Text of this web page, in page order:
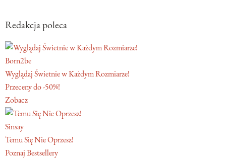
Redakcja poleca
Born2be
Wyglądaj Świetnie w Każdym Rozmiarze!
Przeceny do -50%!
Zobacz
Sinsay
Temu Się Nie Oprzesz!
Poznaj Bestsellery